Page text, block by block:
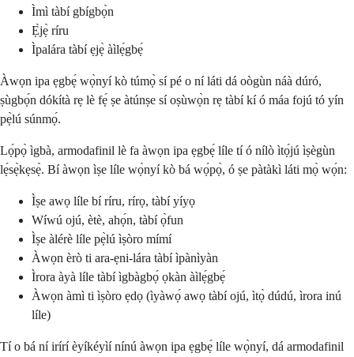
Ìmì tàbí gbígbọ̀n
Ẹ̀jẹ̀ ríru
Ìpalára tàbí ẹjẹ̀ àìlẹ́gbẹ́
Àwọn ipa ẹgbẹ́ wọ̀nyí kò túmọ̀ sí pé o ní láti dá oògùn náà dúró,
ṣùgbọ́n dókítà rẹ lè fẹ́ ṣe àtúnṣe sí oṣùwọ̀n rẹ tàbí kí ó máa fojú tó yín
pẹ̀lú súnmọ́.
Lọ́pọ̀ ìgbà, armodafinil lè fa àwọn ipa ẹgbẹ́ líle tí ó nílò ìtọ́jú ìṣègùn
lẹ́sẹ̀kẹsẹ̀. Bí àwọn ìṣe líle wọ̀nyí kò bá wọ́pọ̀, ó ṣe pàtàkì láti mọ̀ wọ́n:
Ìṣe awọ líle bí ríru, rírọ, tàbí yíyọ
Wíwú ojú, ètè, ahọ́n, tàbí ọ̀fun
Ìṣe àlérè líle pẹ̀lú ìṣòro mímí
Àwọn èrò ti ara-ẹni-lára tàbí ìpànìyàn
Ìrora àyà líle tàbí ìgbàgbọ́ ọkàn àìlẹ́gbẹ́
Àwọn àmì ti ìṣòro ẹdọ (ìyàwọ́ awọ tàbí ojú, ìtọ̀ dúdú, ìrora inú
líle)
Tí o bá ní irírí èyíkéyìí nínú àwọn ipa ẹgbẹ́ líle wọ̀nyí, dá armodafinil